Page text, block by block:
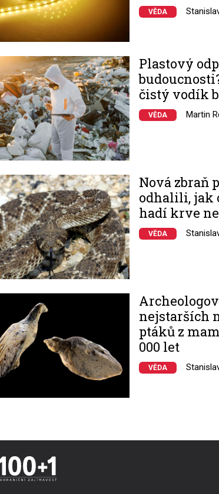
VĚDA
Plastový
čistý vodík
VĚDA Martin
Nová zbraň
odhalili, jak
hadí krve
VĚDA
nejstarších
ptáků z
000 let
VĚDA